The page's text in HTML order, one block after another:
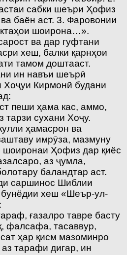
сабки шеъри Ҳофиз
баён аст. 3. Фаровонии
шоирона…».
ва дар гуфтани
хеш, балки қарнҳои
тамом доштааст.
ин навъи шеърӣ
Кирмонӣ будани
пеши ҳама кас, аммо,
сухани Хоҷу.
ҳамасрон ва
имрӯза, мазмуну
шоиронаи Ҳофиз дар қиёс
аз ҷумла,
баландтар аст.
саршинос Шиблии
хеш «Шеър-ул-
ғазалро тавре басту
фалсафа, тасаввур,
ҳар қисм мазоминро
тарафи дигар, ин